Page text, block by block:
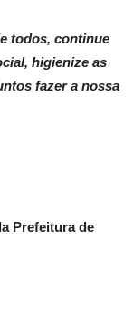
todos, continue
higienize as
fazer a nossa
Prefeitura de